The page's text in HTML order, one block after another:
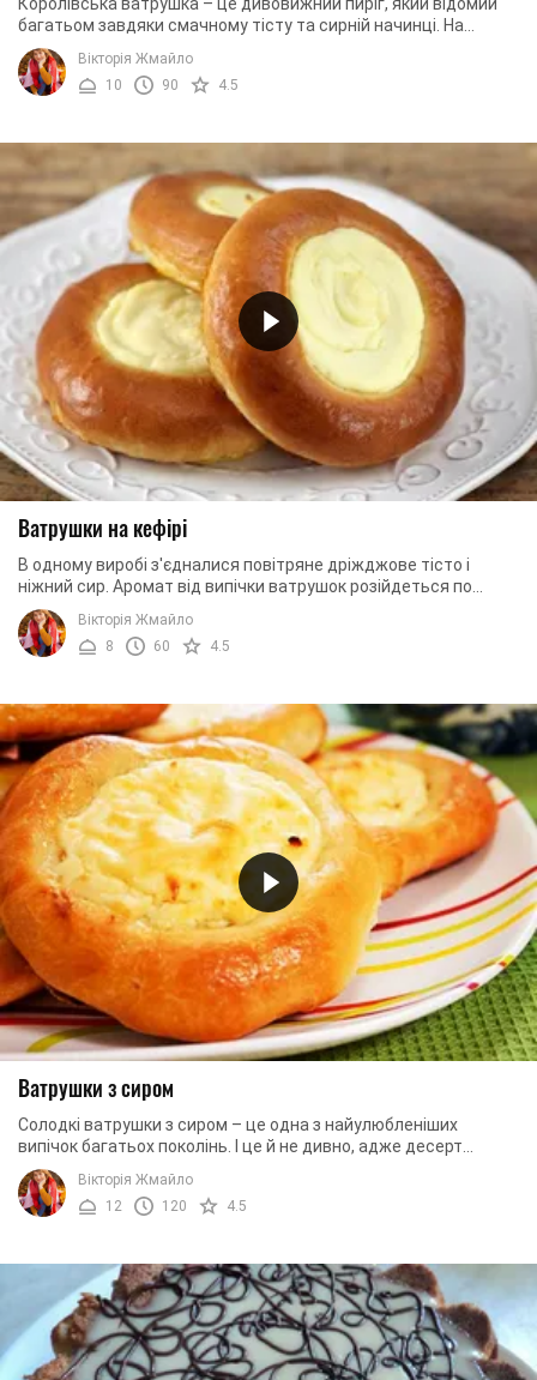
багатьом завдяки смачному тісту та сирній начинці. На
першому етапі приготування ми ...
Вікторія Жмайло
10
90 4.5
Ватрушки на кефірі
В одному виробі з'єдналися повітряне дріжджове тісто і
ніжний сир. Аромат від випічки ватрушок розійдеться по
всьому будинку, нагадуючи багатьом ...
Вікторія Жмайло
8
60 4.5
Ватрушки з сиром
Солодкі ватрушки з сиром – це одна з найулюбленіших
випічок багатьох поколінь. І це й не дивно, адже десерт
досить простий, але виходить неймовірно ...
Вікторія Жмайло
12
120 4.5